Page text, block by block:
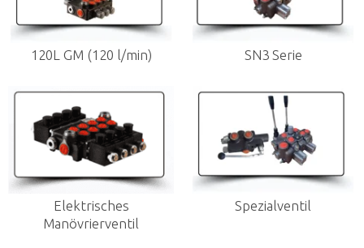
120L GM (120 l/min) SN3 Serie
Elektrisches
Manövrierventil
Spezialventil